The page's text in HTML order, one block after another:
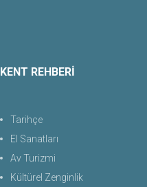
KENT REHBERİ
Tarihçe
El Sanatları
Av Turizmi
Kültürel Zenginlik